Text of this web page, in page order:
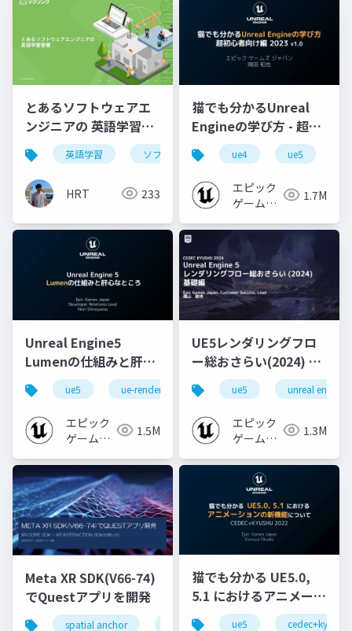
とあるソフトウェアエ
ンジニアの 英語学習習
慣
英語学習 ソフトウェアエンジニア
HRT 233
猫でも分かるUnreal
Engineの学び方 - 超初
心者向け編 - 2023 v1.0
ue4 ue5
エピック
ゲームズ
1.7M
Unreal Engine5
Lumenの仕組みと肝心
なところ
ue5 ue-rendering ue-lumen
エピック
ゲームズ
1.5M
UE5レンダリングフロ
ー総おさらい(2024) 基
礎編！
[CEDEC+KYUSHU
2024]
ue5 unreal engine
エピック
ゲームズ
1.3M
Meta XR SDK(V66-74)
でQuestアプリを開発
spatial anchor quest pro
猫でも分かる UE5.0,
5.1 におけるアニメーシ
ョンの新機能について
ue5 cedec+kyushu